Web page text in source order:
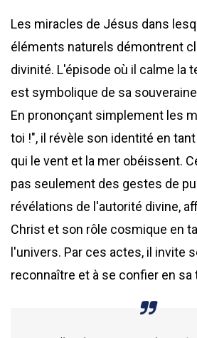
Les miracles de Jésus dans
éléments naturels démontrent
divinité. L'épisode où il calme la
est symbolique de sa
En prononçant simplement les
toi !", il révèle son identité en
qui le vent et la mer obéissent.
pas seulement des gestes de
révélations de l'autorité divine,
Christ et son rôle cosmique en
l'univers. Par ces actes, il invite
reconnaître et à se confier en